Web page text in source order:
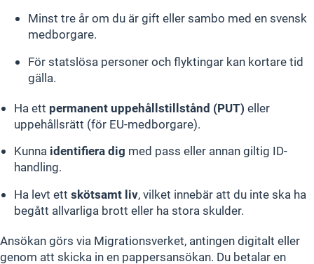
Minst tre år om du är gift eller sambo med en svensk
medborgare.
För statslösa personer och flyktingar kan kortare tid
gälla.
Ha ett permanent uppehållstillstånd (PUT) eller
uppehållsrätt (för EU-medborgare).
Kunna identifiera dig med pass eller annan giltig ID-
handling.
Ha levt ett skötsamt liv, vilket innebär att du inte ska ha
begått allvarliga brott eller ha stora skulder.
Ansökan görs via Migrationsverket, antingen digitalt eller
genom att skicka in en pappersansökan. Du betalar en